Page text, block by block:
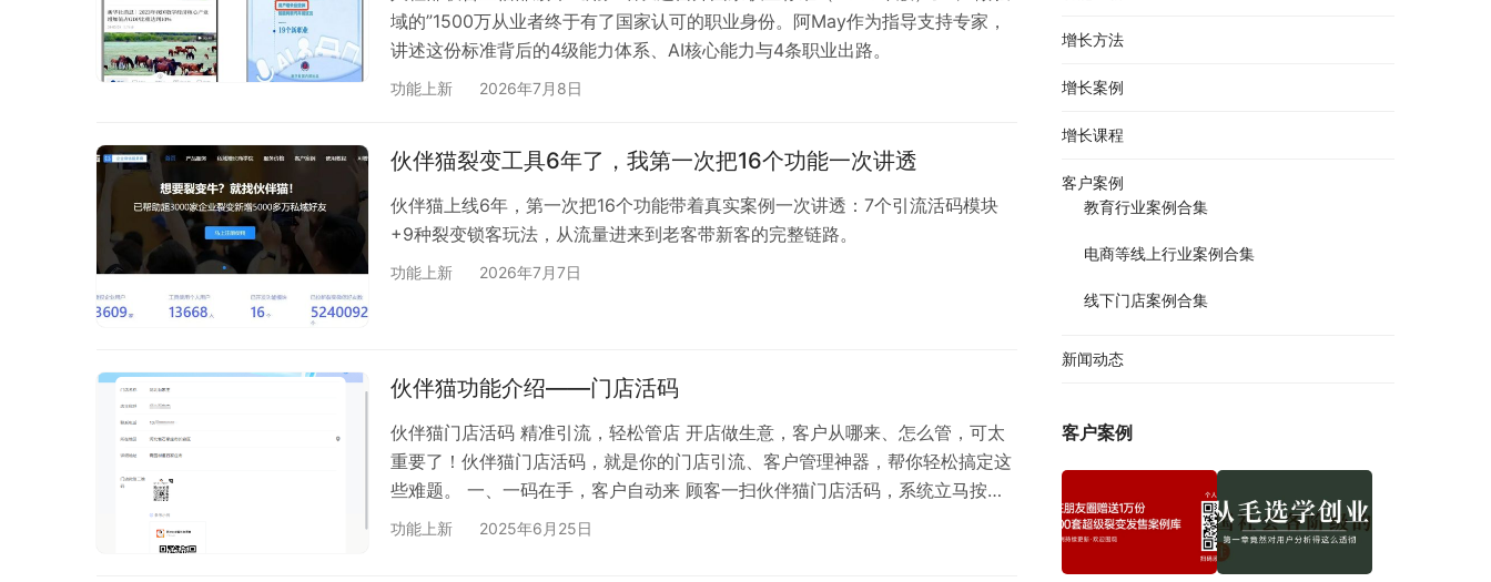
域的”1500万从业者终于有了国家认可的职业身份。阿May作为指导支持专家，
讲述这份标准背后的4级能力体系、AI核心能力与4条职业出路。
功能上新 2026年7月8日
伙伴猫裂变工具6年了，我第一次把16个功能一次讲透
伙伴猫上线6年，第一次把16个功能带着真实案例一次讲透：7个引流活码模块
+9种裂变锁客玩法，从流量进来到老客带新客的完整链路。
功能上新 2026年7月7日
伙伴猫功能介绍——门店活码
伙伴猫门店活码 精准引流，轻松管店 开店做生意，客户从哪来、怎么管，可太
重要了！伙伴猫门店活码，就是你的门店引流、客户管理神器，帮你轻松搞定这
些难题。 一、一码在手，客户自动来 顾客一扫伙伴猫门店活码，系统立马按位
置，把他分配给最近的店主。要是有门店群活动，还能直接引导顾客进群。这意
功能上新 2025年6月25日
增长方法
增长案例
增长课程
客户案例
教育行业案例合集
电商等线上行业案例合集
线下门店案例合集
新闻动态
客户案例